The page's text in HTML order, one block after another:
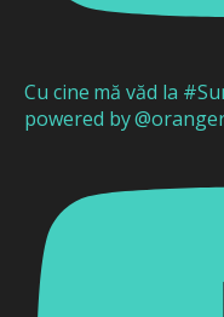
Cu cine mă văd la
powered by